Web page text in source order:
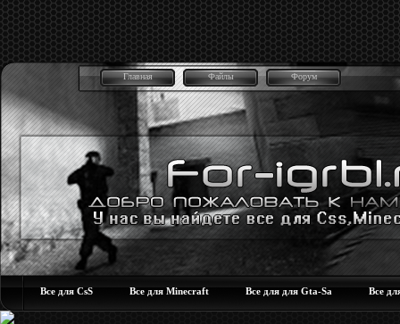
Главная Файлы Форум
Все для CsS Все для Minecraft Все для для Gta-Sa Все